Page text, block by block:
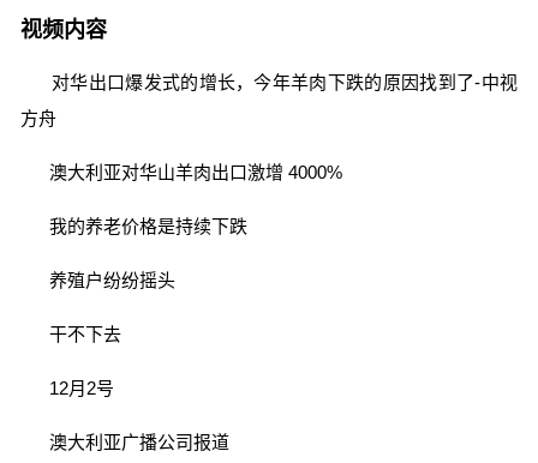
视频内容
对华出口爆发式的增长，今年羊肉下跌的原因找到了-中视
方舟
澳大利亚对华山羊肉出口激增 4000%
我的养老价格是持续下跌
养殖户纷纷摇头
干不下去
12月2号
澳大利亚广播公司报道